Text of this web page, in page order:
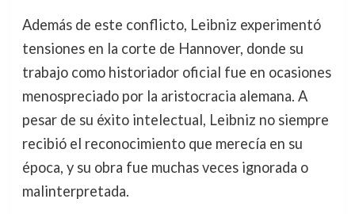
Además de este conflicto, Leibniz experimentó
tensiones en la corte de Hannover, donde su
trabajo como historiador oficial fue en ocasiones
menospreciado por la aristocracia alemana. A
pesar de su éxito intelectual, Leibniz no siempre
recibió el reconocimiento que merecía en su
época, y su obra fue muchas veces ignorada o
malinterpretada.